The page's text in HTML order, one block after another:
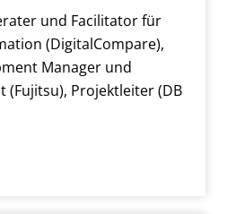
und Facilitator für
(DigitalCompare),
Manager und
(Fujitsu), Projektleiter (DB